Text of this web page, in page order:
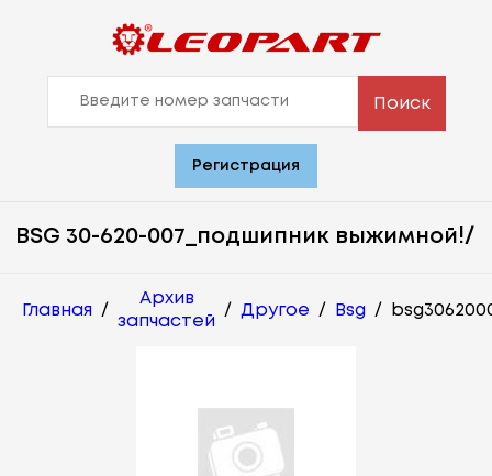
Поиск
Регистрация
BSG 30-620-007_подшипник выжимной!/
Главная /
Архив
запчастей
/ Другое / Bsg /